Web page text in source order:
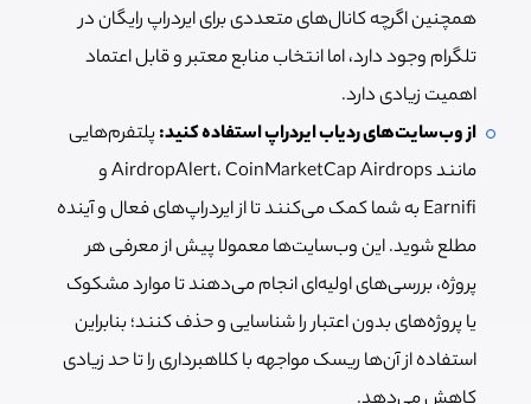
همچنین اگرچه کانال‌های متعددی برای ایردراپ رایگان در
تلگرام وجود دارد، اما انتخاب منابع معتبر و قابل اعتماد
اهمیت زیادی دارد.
از وب‌سایت‌های ردیاب ایردراپ استفاده کنید:پلتفرم‌هایی
مانند AirdropAlert، CoinMarketCap Airdrops و
Earnifi به شما کمک می‌کنند تا از ایردراپ‌های فعال و آینده
مطلع شوید. این وب‌سایت‌ها معمولا پیش از معرفی هر
پروژه، بررسی‌های اولیه‌ای انجام می‌دهند تا موارد مشکوک
یا پروژه‌های بدون اعتبار را شناسایی و حذف کنند؛ بنابراین
استفاده از آن‌ها ریسک مواجهه با کلاهبرداری را تا حد زیادی